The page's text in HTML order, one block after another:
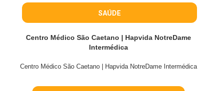
SAÚDE
Centro Médico São Caetano | Hapvida NotreDame
Intermédica
Centro Médico São Caetano | Hapvida NotreDame Intermédica